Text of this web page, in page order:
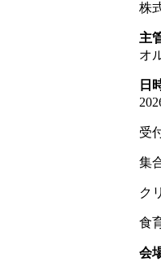
株
主
オ
日
受
集
ク
食
会